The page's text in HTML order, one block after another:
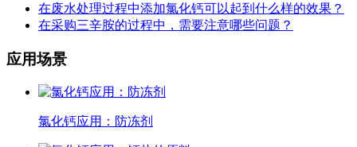
在废水处理过程中添加氯化钙可以起到什么样的效果？
在采购三辛胺的过程中，需要注意哪些问题？
应用场景
氯化钙应用：防冻剂